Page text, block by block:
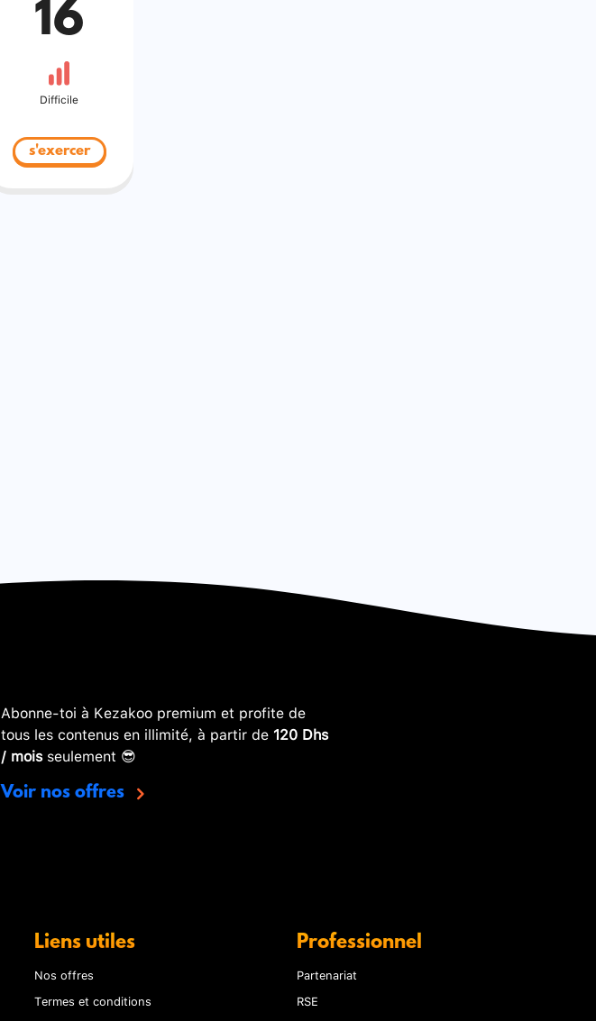
16
Difficile
s'exercer
Abonne-toi à Kezakoo premium et profite de
tous les contenus en illimité, à partir de 120 Dhs
/ moisseulement 😎
Voir nos offres
Liens utiles
Nos offres
Termes et conditions
Professionnel
Partenariat
RSE